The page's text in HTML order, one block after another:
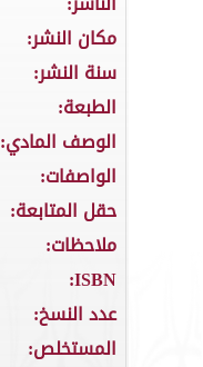
مكان النشر:
سنة النشر:
الطبعة:
الوصف المادي:
الواصفات:
حقل المتابعة:
ملاحظات:
ISBN:
عدد النسخ:
المستخلص: